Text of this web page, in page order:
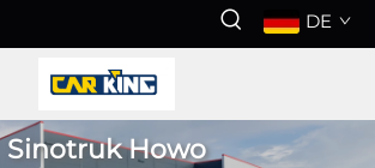
DE
Sinotruk Howo